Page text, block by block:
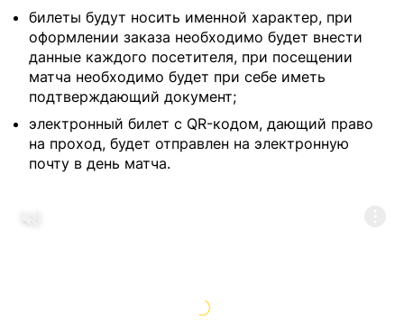
билеты будут носить именной характер, при
оформлении заказа необходимо будет внести
данные каждого посетителя, при посещении
матча необходимо будет при себе иметь
подтверждающий документ;
электронный билет с QR-кодом, дающий право
на проход, будет отправлен на электронную
почту в день матча.